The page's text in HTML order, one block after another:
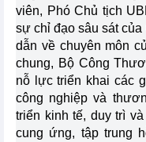
viên, Phó Chủ tịch
sự chỉ đạo sâu sát
dẫn về chuyên môn
chung, Bộ Công
nỗ lực triển khai các
công nghiệp và
triển kinh tế, duy trì
cung ứng, tập trung